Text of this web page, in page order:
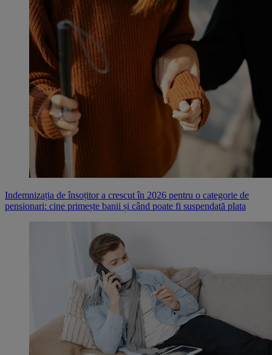
Indemnizația de însoțitor a crescut în 2026 pentru o categorie de
pensionari: cine primește banii și când poate fi suspendată plata